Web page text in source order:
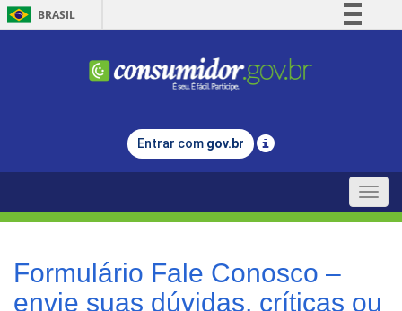
BRASIL
Comunica BR
Legislação
Entrar com gov.br
Toggle
Formulário Fale Conosco –
envie suas dúvidas, críticas ou